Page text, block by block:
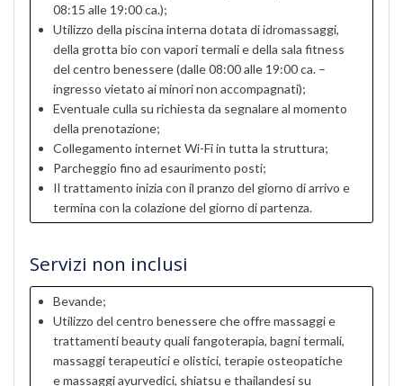
08:15 alle 19:00 ca.);
Utilizzo della piscina interna dotata di idromassaggi,
della grotta bio con vapori termali e della sala fitness
del centro benessere (dalle 08:00 alle 19:00 ca. –
ingresso vietato ai minori non accompagnati);
Eventuale culla su richiesta da segnalare al momento
della prenotazione;
Collegamento internet Wi-Fi in tutta la struttura;
Parcheggio fino ad esaurimento posti;
Il trattamento inizia con il pranzo del giorno di arrivo e
termina con la colazione del giorno di partenza.
Servizi non inclusi
Bevande;
Utilizzo del centro benessere che offre massaggi e
trattamenti beauty quali fangoterapia, bagni termali,
massaggi terapeutici e olistici, terapie osteopatiche
e massaggi ayurvedici, shiatsu e thailandesi su